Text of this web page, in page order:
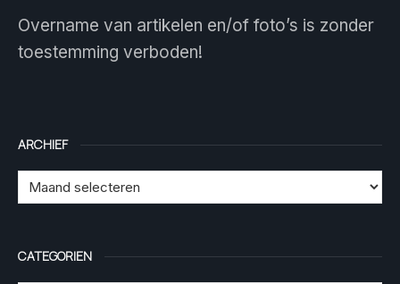
Overname van artikelen en/of foto’s is zonder
toestemming verboden!
ARCHIEF
CATEGORIEN